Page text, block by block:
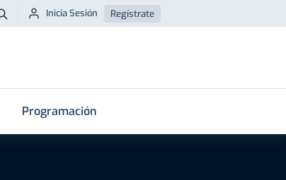
Buscar
Inicia Sesión Regístrate
Programación